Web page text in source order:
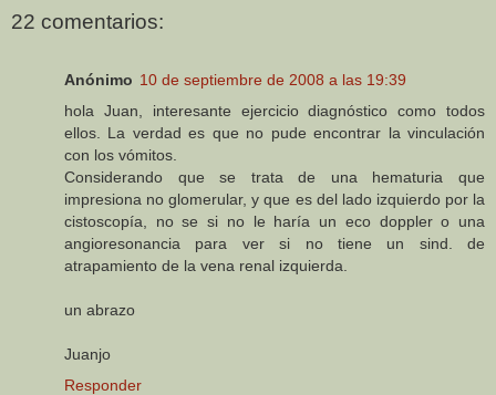
22 comentarios:
Anónimo 10 de septiembre de 2008 a las 19:39
hola Juan, interesante ejercicio diagnóstico como todos
ellos. La verdad es que no pude encontrar la vinculación
con los vómitos.
Considerando que se trata de una hematuria que
impresiona no glomerular, y que es del lado izquierdo por la
cistoscopía, no se si no le haría un eco doppler o una
angioresonancia para ver si no tiene un sind. de
atrapamiento de la vena renal izquierda.
un abrazo
Juanjo
Responder